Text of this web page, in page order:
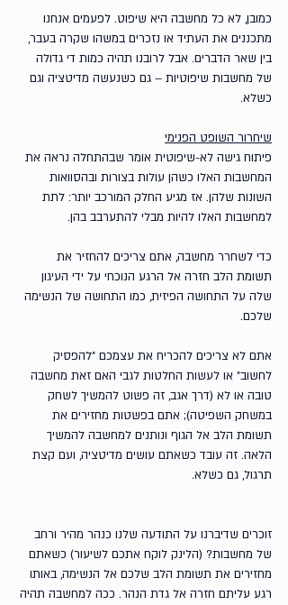
כמובן, לא כל מחשבה היא שיפוט. לפעמים אנחנו
מתכננים את העתיד או נזכרים במשהו שקרה בעבר,
בין שאר הדברים. אבל לרובנו תהיה כמות די גדולה
של מחשבות שיפוטיות – גם כשנעשה מדיטציה וגם
כשלא.
שיחרור השופט הפנימי
פיתוח גישה לא-שיפוטית אומר שבהתחלה נראה את
המחשבות האלו כשהן עולות בצורות ובהסוואות
השונות שלהן. אז מגיע החלק המורכב יותר: לתת
למחשבות האלו להיות מבלי להתערבב בהן.
כדי לשחרר מחשבה, אתם צריכים להחזיר את
תשומת הלב חזרה אל הרגע הנוכחי על ידי העיגון
שלה על התחושה הפיזית, כמו התחושה של הנשימה
שלכם.
אתם לא צריכים להכריח את עצמכם ״להפסיק
לחשוב״ או לעשות החלטות לגבי האם זאת מחשבה
טובה או לא (דרך אגב, זה פשוט להמשיך לשחק
במשחק השפיטה); אתם בפשטות מחזירים את
תשומת הלב אל הגוף ונותנים למחשבה להמשיך
הלאה. זה עובד כשאתם עושים מדיטציה, ועם קצת
תרגול, גם כשלא.
זוכרים שדיברנו על התודעה שלנו כנהר מהיר ורחב
של מחשבות? (הלינק לוקח אתכם לשיעור) כשאתם
מחזירים את תשומת הלב שלכם אל הנשימה, באותו
רגע עליתם חזרה אל גדת הנהר. ככה למחשבה תהיה